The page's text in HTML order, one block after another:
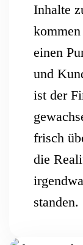
Inhalte
einen
und
ist der
frisch
die
standen.